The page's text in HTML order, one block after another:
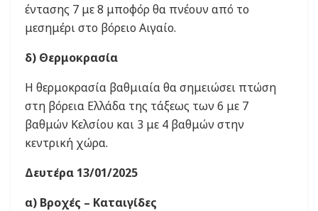
έντασης 7 με 8 μποφόρ θα πνέουν από το
μεσημέρι στο βόρειο Αιγαίο.
δ) Θερμοκρασία
Η θερμοκρασία βαθμιαία θα σημειώσει πτώση
στη βόρεια Ελλάδα της τάξεως των 6 με 7
βαθμών Κελσίου και 3 με 4 βαθμών στην
κεντρική χώρα.
Δευτέρα 13/01/2025
α) Βροχές – Καταιγίδες